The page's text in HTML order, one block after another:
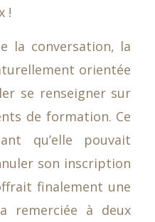
!
la conversation, la
orientée
se renseigner sur
de formation. Ce
qu’elle pouvait
son inscription
finalement une
remerciée à deux